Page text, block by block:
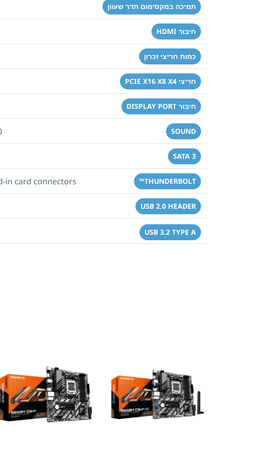
תמיכה במקסימום תדר שעוון
חיבור HDMI
כמות חריצי זכרון
חריצי PCIE X16 X8 X4
חיבור DISPLAY PORT
SOUND
SATA 3
THUNDERBOLT™
in card connectors
USB 2.0 HEADER
USB 3.2 TYPE A